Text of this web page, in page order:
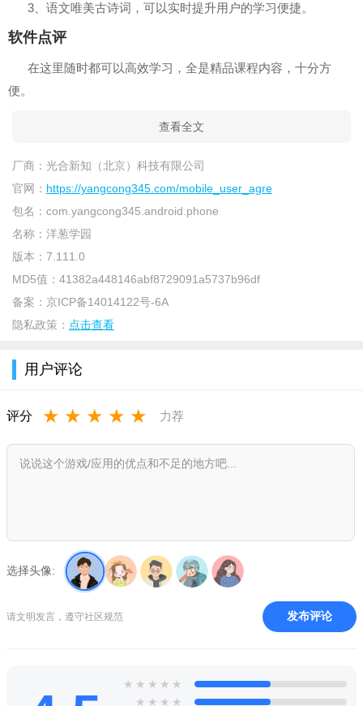
3、语文唯美古诗词，可以实时提升用户的学习便捷。
软件点评
在这里随时都可以高效学习，全是精品课程内容，十分方
便。
查看全文
厂商： 光合新知（北京）科技有限公司
官网： https://yangcong345.com/mobile_user_agre
包名： com.yangcong345.android.phone
名称： 洋葱学园
版本： 7.111.0
MD5值： 41382a448146abf8729091a5737b96df
备案： 京ICP备14014122号-6A
隐私政策： 点击查看
用户评论
评分 ★ ★ ★ ★ ★ 力荐
选择头像:
请文明发言，遵守社区规范 发布评论
★ ★ ★ ★ ★
★ ★ ★ ★